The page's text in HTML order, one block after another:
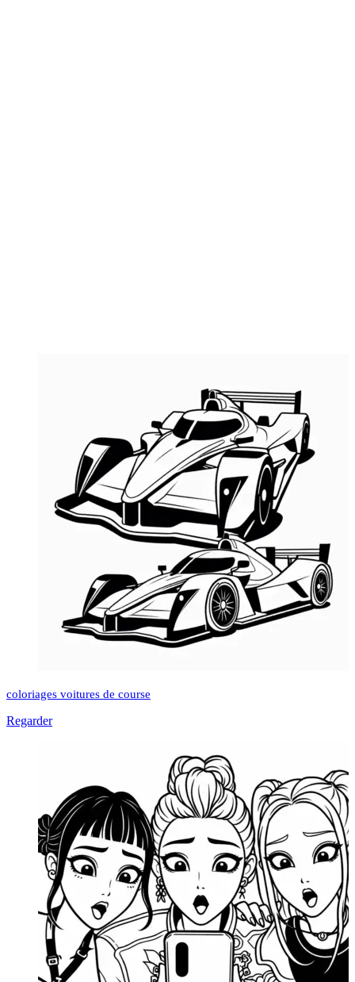
coloriages voitures de course
Regarder